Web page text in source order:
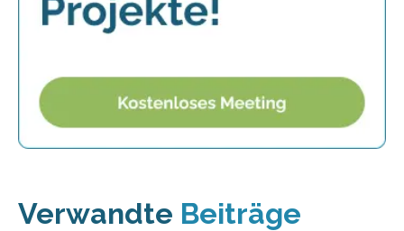
Verwandte Beiträge